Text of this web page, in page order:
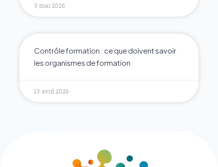
3 mai 2026
Contrôle formation : ce que doivent savoir
les organismes de formation
13 avril 2026